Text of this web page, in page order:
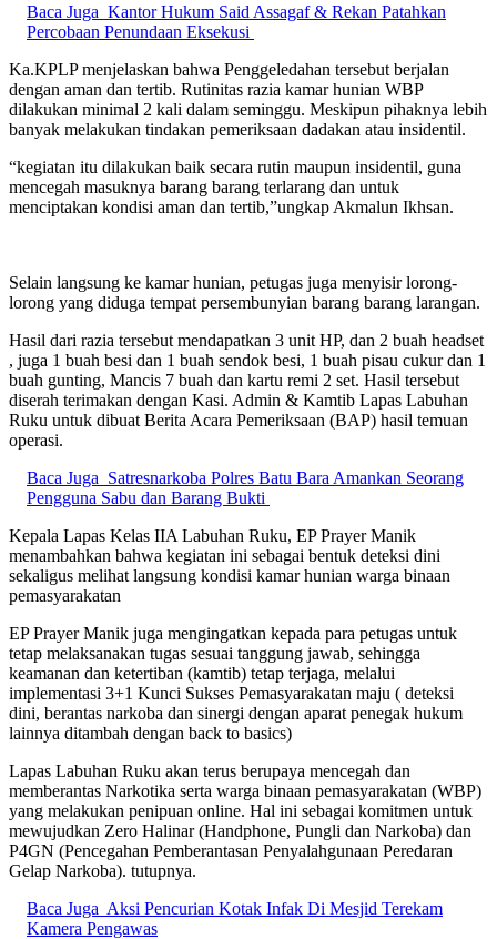
Baca Juga Kantor Hukum Said Assagaf & Rekan Patahkan
Percobaan Penundaan Eksekusi
Ka.KPLP menjelaskan bahwa Penggeledahan tersebut berjalan
dengan aman dan tertib. Rutinitas razia kamar hunian WBP
dilakukan minimal 2 kali dalam seminggu. Meskipun pihaknya lebih
banyak melakukan tindakan pemeriksaan dadakan atau insidentil.
“kegiatan itu dilakukan baik secara rutin maupun insidentil, guna
mencegah masuknya barang barang terlarang dan untuk
menciptakan kondisi aman dan tertib,”ungkap Akmalun Ikhsan.
Selain langsung ke kamar hunian, petugas juga menyisir lorong-
lorong yang diduga tempat persembunyian barang barang larangan.
Hasil dari razia tersebut mendapatkan 3 unit HP, dan 2 buah headset
, juga 1 buah besi dan 1 buah sendok besi, 1 buah pisau cukur dan 1
buah gunting, Mancis 7 buah dan kartu remi 2 set. Hasil tersebut
diserah terimakan dengan Kasi. Admin & Kamtib Lapas Labuhan
Ruku untuk dibuat Berita Acara Pemeriksaan (BAP) hasil temuan
operasi.
Baca Juga Satresnarkoba Polres Batu Bara Amankan Seorang
Pengguna Sabu dan Barang Bukti
Kepala Lapas Kelas IIA Labuhan Ruku, EP Prayer Manik
menambahkan bahwa kegiatan ini sebagai bentuk deteksi dini
sekaligus melihat langsung kondisi kamar hunian warga binaan
pemasyarakatan
EP Prayer Manik juga mengingatkan kepada para petugas untuk
tetap melaksanakan tugas sesuai tanggung jawab, sehingga
keamanan dan ketertiban (kamtib) tetap terjaga, melalui
implementasi 3+1 Kunci Sukses Pemasyarakatan maju ( deteksi
dini, berantas narkoba dan sinergi dengan aparat penegak hukum
lainnya ditambah dengan back to basics)
Lapas Labuhan Ruku akan terus berupaya mencegah dan
memberantas Narkotika serta warga binaan pemasyarakatan (WBP)
yang melakukan penipuan online. Hal ini sebagai komitmen untuk
mewujudkan Zero Halinar (Handphone, Pungli dan Narkoba) dan
P4GN (Pencegahan Pemberantasan Penyalahgunaan Peredaran
Gelap Narkoba). tutupnya.
Baca Juga Aksi Pencurian Kotak Infak Di Mesjid Terekam
Kamera Pengawas